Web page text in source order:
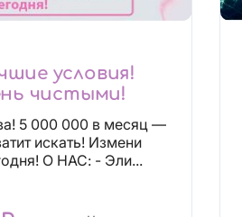
условия!
чистыми!
5 000 000 в месяц —
искать! Измени
свою жизнь сегодня! О НАС: - Эли...